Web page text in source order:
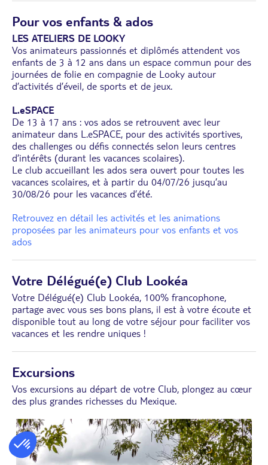
Pour vos enfants & ados
LES ATELIERS DE LOOKY
Vos animateurs passionnés et diplômés attendent vos
enfants de 3 à 12 ans dans un espace commun pour des
journées de folie en compagnie de Looky autour
d’activités d’éveil, de sports et de jeux.
L.eSPACE
De 13 à 17 ans : vos ados se retrouvent avec leur
animateur dans L.eSPACE, pour des activités sportives,
des challenges ou défis connectés selon leurs centres
d’intérêts (durant les vacances scolaires).
Le club accueillant les ados sera ouvert pour toutes les
vacances scolaires, et à partir du 04/07/26 jusqu’au
30/08/26 pour les vacances d’été.
Retrouvez en détail les activités et les animations
proposées par les animateurs pour vos enfants et vos
ados
Votre Délégué(e) Club Lookéa
Votre Délégué(e) Club Lookéa, 100% francophone,
partage avec vous ses bons plans, il est à votre écoute et
disponible tout au long de votre séjour pour faciliter vos
vacances et les rendre uniques !
Excursions
Vos excursions au départ de votre Club, plongez au cœur
des plus grandes richesses du Mexique.